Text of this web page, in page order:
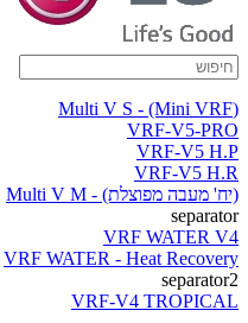
(Multi V S - (Mini VRF
VRF-V5-PRO
VRF-V5 H.P
VRF-V5 H.R
(יח' מעבה מפוצלת) - Multi V M
separator
VRF WATER V4
VRF WATER - Heat Recovery
separator2
VRF-V4 TROPICAL